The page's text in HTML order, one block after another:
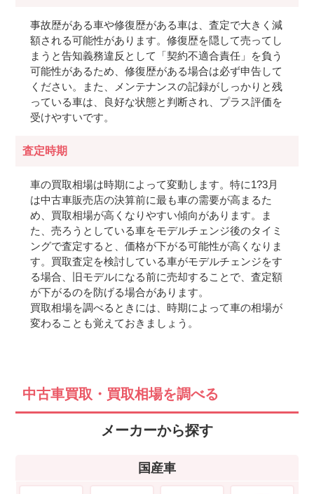
事故歴がある車や修復歴がある車は、査定で大きく減
額される可能性があります。修復歴を隠して売ってし
まうと告知義務違反として「契約不適合責任」を負う
可能性があるため、修復歴がある場合は必ず申告して
ください。また、メンテナンスの記録がしっかりと残
っている車は、良好な状態と判断され、プラス評価を
受けやすいです。
査定時期
車の買取相場は時期によって変動します。特に1?3月
は中古車販売店の決算前に最も車の需要が高まるた
め、買取相場が高くなりやすい傾向があります。ま
た、売ろうとしている車をモデルチェンジ後のタイミ
ングで査定すると、価格が下がる可能性が高くなりま
す。買取査定を検討している車がモデルチェンジをす
る場合、旧モデルになる前に売却することで、査定額
が下がるのを防げる場合があります。
買取相場を調べるときには、時期によって車の相場が
変わることも覚えておきましょう。
中古車買取・買取相場を調べる
メーカーから探す
国産車